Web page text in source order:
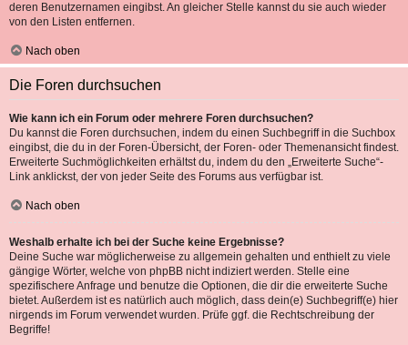
deren Benutzernamen eingibst. An gleicher Stelle kannst du sie auch wieder
von den Listen entfernen.
Nach oben
Die Foren durchsuchen
Wie kann ich ein Forum oder mehrere Foren durchsuchen?
Du kannst die Foren durchsuchen, indem du einen Suchbegriff in die Suchbox
eingibst, die du in der Foren-Übersicht, der Foren- oder Themenansicht findest.
Erweiterte Suchmöglichkeiten erhältst du, indem du den „Erweiterte Suche“-
Link anklickst, der von jeder Seite des Forums aus verfügbar ist.
Nach oben
Weshalb erhalte ich bei der Suche keine Ergebnisse?
Deine Suche war möglicherweise zu allgemein gehalten und enthielt zu viele
gängige Wörter, welche von phpBB nicht indiziert werden. Stelle eine
spezifischere Anfrage und benutze die Optionen, die dir die erweiterte Suche
bietet. Außerdem ist es natürlich auch möglich, dass dein(e) Suchbegriff(e) hier
nirgends im Forum verwendet wurden. Prüfe ggf. die Rechtschreibung der
Begriffe!